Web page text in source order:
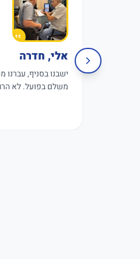
אלי, חדרה
ישבנו בסניף, עברנו
משלם בפועל. לא